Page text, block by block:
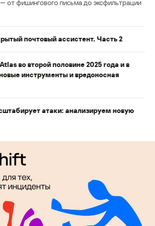
от фишингового письма до эксфильтрации
почтовый ассистент. Часть 2
во второй половине 2025 года и в
инструменты и вредоносная
атаки: анализируем новую